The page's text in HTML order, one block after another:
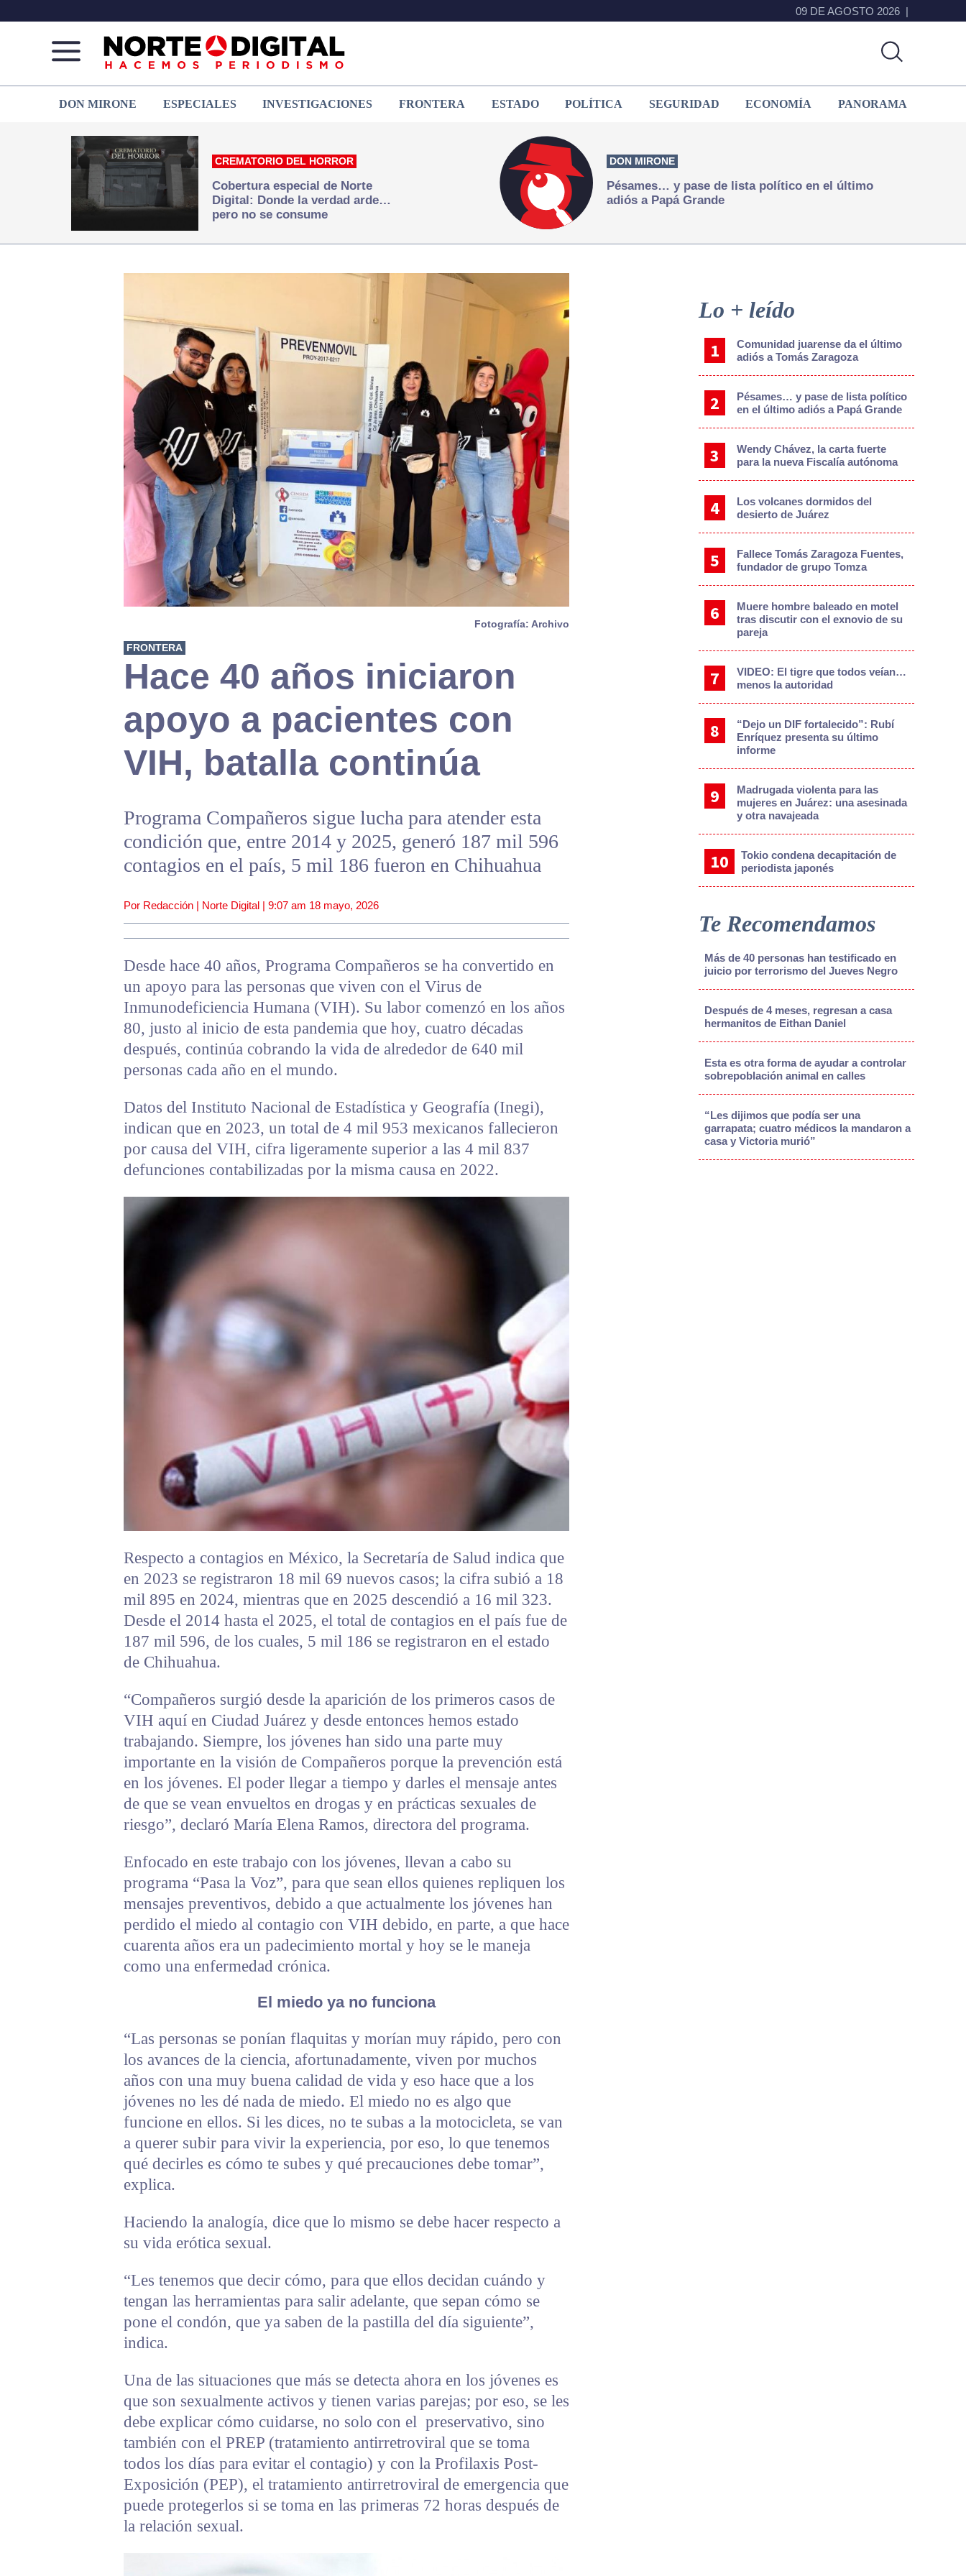
09 DE AGOSTO 2026
de
Juárez
que
hacemos periodismo
DON MIRONE ESPECIALES INVESTIGACIONES FRONTERA ESTADO POLÍTICA SEGURIDAD ECONOMÍA PANORAMA
CREMATORIO DEL HORROR
Cobertura especial de Norte
Digital: Donde la verdad arde…
pero no se consume
DON MIRONE
Pésames… y pase de lista político en el último
adiós a Papá Grande
Fotografía: Archivo
FRONTERA
Hace 40 años iniciaron
apoyo a pacientes con
VIH, batalla continúa
Programa Compañeros sigue lucha para atender esta
condición que, entre 2014 y 2025, generó 187 mil 596
contagios en el país, 5 mil 186 fueron en Chihuahua
Por Redacción | Norte Digital | 9:07 am 18 mayo, 2026
Desde hace 40 años, Programa Compañeros se ha convertido en
un apoyo para las personas que viven con el Virus de
Inmunodeficiencia Humana (VIH). Su labor comenzó en los años
80, justo al inicio de esta pandemia que hoy, cuatro décadas
después, continúa cobrando la vida de alrededor de 640 mil
personas cada año en el mundo.
Datos del Instituto Nacional de Estadística y Geografía (Inegi),
indican que en 2023, un total de 4 mil 953 mexicanos fallecieron
por causa del VIH, cifra ligeramente superior a las 4 mil 837
defunciones contabilizadas por la misma causa en 2022.
Respecto a contagios en México, la Secretaría de Salud indica que
en 2023 se registraron 18 mil 69 nuevos casos; la cifra subió a 18
mil 895 en 2024, mientras que en 2025 descendió a 16 mil 323.
Desde el 2014 hasta el 2025, el total de contagios en el país fue de
187 mil 596, de los cuales, 5 mil 186 se registraron en el estado
de Chihuahua.
“Compañeros surgió desde la aparición de los primeros casos de
VIH aquí en Ciudad Juárez y desde entonces hemos estado
trabajando. Siempre, los jóvenes han sido una parte muy
importante en la visión de Compañeros porque la prevención está
en los jóvenes. El poder llegar a tiempo y darles el mensaje antes
de que se vean envueltos en drogas y en prácticas sexuales de
riesgo”, declaró María Elena Ramos, directora del programa.
Enfocado en este trabajo con los jóvenes, llevan a cabo su
programa “Pasa la Voz”, para que sean ellos quienes repliquen los
mensajes preventivos, debido a que actualmente los jóvenes han
perdido el miedo al contagio con VIH debido, en parte, a que hace
cuarenta años era un padecimiento mortal y hoy se le maneja
como una enfermedad crónica.
El miedo ya no funciona
“Las personas se ponían flaquitas y morían muy rápido, pero con
los avances de la ciencia, afortunadamente, viven por muchos
años con una muy buena calidad de vida y eso hace que a los
jóvenes no les dé nada de miedo. El miedo no es algo que
funcione en ellos. Si les dices, no te subas a la motocicleta, se van
a querer subir para vivir la experiencia, por eso, lo que tenemos
qué decirles es cómo te subes y qué precauciones debe tomar”,
explica.
Haciendo la analogía, dice que lo mismo se debe hacer respecto a
su vida erótica sexual.
“Les tenemos que decir cómo, para que ellos decidan cuándo y
tengan las herramientas para salir adelante, que sepan cómo se
pone el condón, que ya saben de la pastilla del día siguiente”,
indica.
Una de las situaciones que más se detecta ahora en los jóvenes es
que son sexualmente activos y tienen varias parejas; por eso, se les
debe explicar cómo cuidarse, no solo con el preservativo, sino
también con el PREP (tratamiento antirretroviral que se toma
todos los días para evitar el contagio) y con la Profilaxis Post-
Exposición (PEP), el tratamiento antirretroviral de emergencia que
puede protegerlos si se toma en las primeras 72 horas después de
la relación sexual.
Sidebar
Lo + leído
Comunidad juarense da el último
adiós a Tomás Zaragoza
Pésames… y pase de lista político
en el último adiós a Papá Grande
Wendy Chávez, la carta fuerte
para la nueva Fiscalía autónoma
Los volcanes dormidos del
desierto de Juárez
Fallece Tomás Zaragoza Fuentes,
fundador de grupo Tomza
Muere hombre baleado en motel
tras discutir con el exnovio de su
pareja
VIDEO: El tigre que todos veían…
menos la autoridad
“Dejo un DIF fortalecido”: Rubí
Enríquez presenta su último
informe
Madrugada violenta para las
mujeres en Juárez: una asesinada
y otra navajeada
Tokio condena decapitación de
periodista japonés
Te Recomendamos
Más de 40 personas han testificado en
juicio por terrorismo del Jueves Negro
Después de 4 meses, regresan a casa
hermanitos de Eithan Daniel
Esta es otra forma de ayudar a controlar
sobrepoblación animal en calles
“Les dijimos que podía ser una
garrapata; cuatro médicos la mandaron a
casa y Victoria murió”